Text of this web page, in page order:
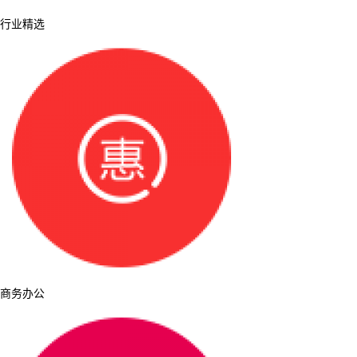
行业精选
商务办公